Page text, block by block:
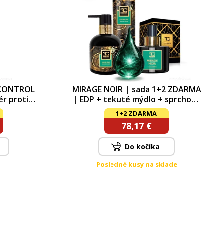
proti
s
MIRAGE NOIR | sada 1+2 ZDARMA
| EDP + tekuté mýdlo + sprchový
gel
1+2 ZDARMA
78,17 €
Do kočíka
Posledné kusy na sklade